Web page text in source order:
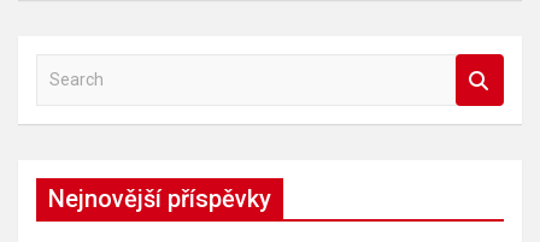
a
h
Nejnovější příspěvky